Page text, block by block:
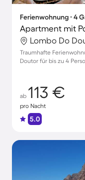
Ferienwohnung ∙ 4
Lombo Do
Traumhafte
Doutor für bis zu 4
ab 113 €
pro Nacht
5.0